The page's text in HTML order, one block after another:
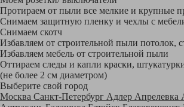
Протираем от пыли все мелкие и крупные
Снимаем защитную пленку и чехлы с
Снимаем скотч
Избавляем от строительной пыли потолок,
Избавляем мебель от строительной пыли
Оттираем следы и капли краски,
(не более 2 см диаметром)
Выберите свой город
Москва Санкт-Петербург Адлер Апрелевка